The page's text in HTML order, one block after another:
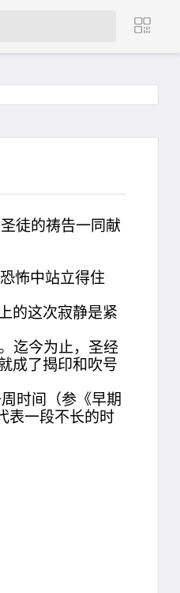
徒的祷告一同献
怖中站立得住
的这次寂静是紧
迄今为止，圣经
成了揭印和吹号
时间（参《早期
表一段不长的时